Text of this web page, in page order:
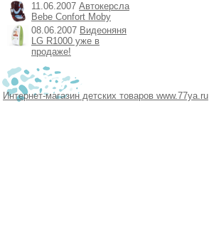
11.06.2007 Автокерсла
Bebe Confort Moby
08.06.2007 Видеоняня
LG R1000 уже в
продаже!
Интернет-магазин детских товаров www.77ya.ru